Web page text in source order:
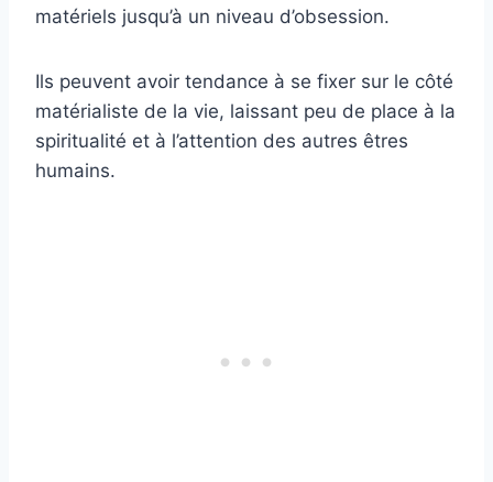
matériels jusqu’à un niveau d’obsession.
Ils peuvent avoir tendance à se fixer sur le côté
matérialiste de la vie, laissant peu de place à la
spiritualité et à l’attention des autres êtres
humains.